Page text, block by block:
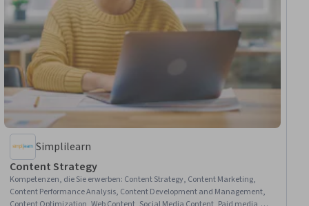
Simplilearn
Content Strategy
Kompetenzen, die Sie erwerben: Content Strategy, Content Marketing,
Content Performance Analysis, Content Development and Management,